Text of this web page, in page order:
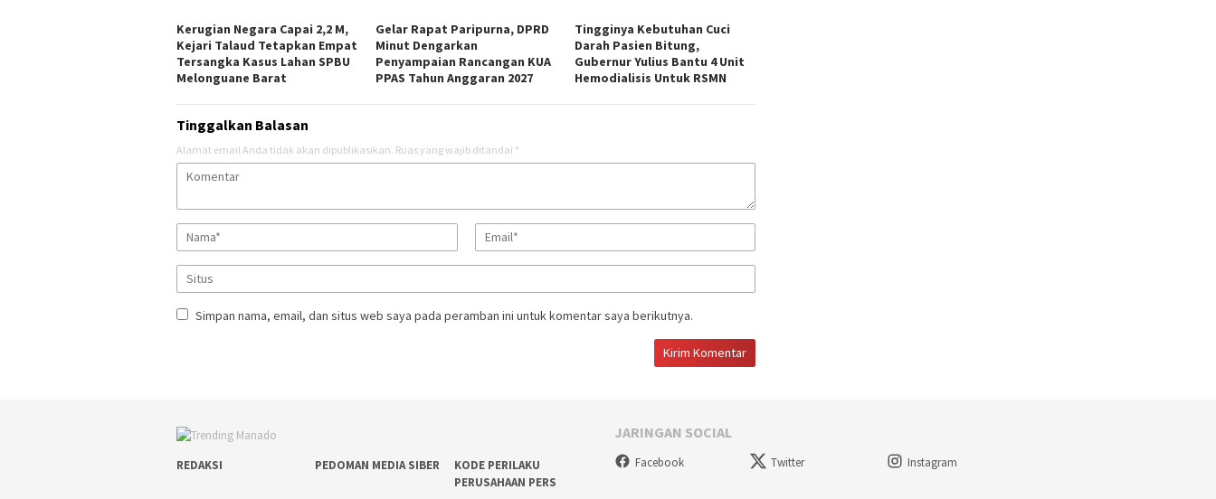
Kerugian Negara Capai 2,2 M,
Kejari Talaud Tetapkan Empat
Tersangka Kasus Lahan SPBU
Melonguane Barat
Gelar Rapat Paripurna, DPRD
Minut Dengarkan
Penyampaian Rancangan KUA
PPAS Tahun Anggaran 2027
Tingginya Kebutuhan Cuci
Darah Pasien Bitung,
Gubernur Yulius Bantu 4 Unit
Hemodialisis Untuk RSMN
Tinggalkan Balasan
Alamat email Anda tidak akan dipublikasikan. Ruas yang wajib ditandai *
Simpan nama, email, dan situs web saya pada peramban ini untuk komentar saya berikutnya.
REDAKSI PEDOMAN MEDIA SIBER
KODE PERILAKU
PERUSAHAAN PERS
JARINGAN SOCIAL
Facebook Twitter Instagram